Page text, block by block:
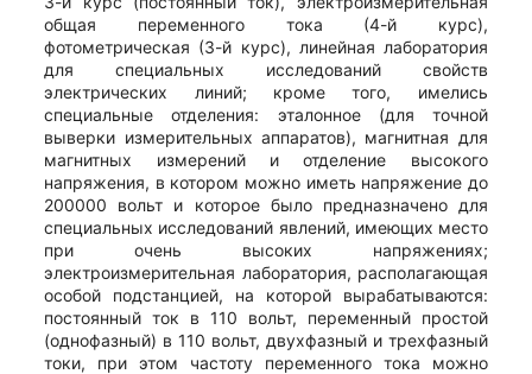
общая переменного тока (4-й курс),
фотометрическая (3-й курс), линейная лаборатория
для специальных исследований свойств
электрических линий; кроме того, имелись
специальные отделения: эталонное (для точной
выверки измерительных аппаратов), магнитная для
магнитных измерений и отделение высокого
напряжения, в котором можно иметь напряжение до
200000 вольт и которое было предназначено для
специальных исследований явлений, имеющих место
при очень высоких напряжениях;
электроизмерительная лаборатория, располагающая
особой подстанцией, на которой вырабатываются:
постоянный ток в 110 вольт, переменный простой
(однофазный) в 110 вольт, двухфазный и трехфазный
токи, при этом частоту переменного тока можно